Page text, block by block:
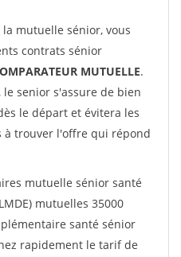
mutuelle sénior, vous
contrats sénior
MUTUELLE.
senior s'assure de bien
le départ et évitera les
à trouver l'offre qui répond
mutuelle sénior santé
mutuelles 35000
santé sénior
rapidement le tarif de